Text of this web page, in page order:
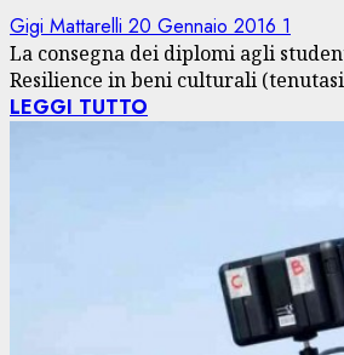
Gigi Mattarelli 20 Gennaio 2016 1
La consegna dei diplomi agli
Resilience in beni culturali
LEGGI TUTTO